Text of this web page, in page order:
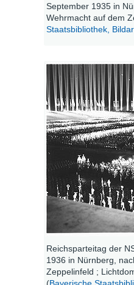
September 1935 in
Wehrmacht auf dem
Staatsbibliothek,
Reichsparteitag der
1936 in Nürnberg,
Zeppelinfeld ;